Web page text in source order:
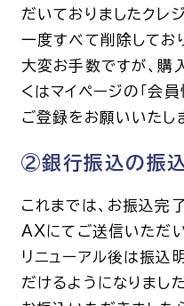
だいておりましたクレ
一度すべて削除してお
大変お手数ですが、購
くはマイページの「会
ご登録をお願いいたし
②銀行振込の振
これまでは、お振込完
AXにてご送信いただい
リニューアル後は振込
だけるようになりました